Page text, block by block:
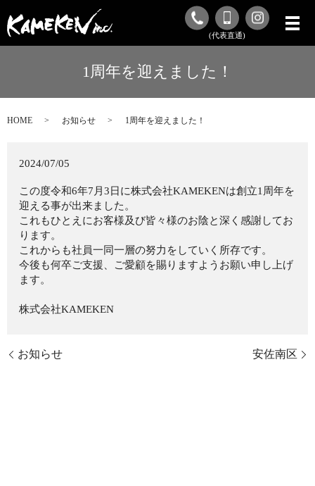
(代表直通)
1周年を迎えました！
HOME お知らせ 1周年を迎えました！
2024/07/05
この度令和6年7月3日に株式会社KAMEKENは創立1周年を
迎える事が出来ました。
これもひとえにお客様及び皆々様のお陰と深く感謝してお
ります。
これからも社員一同一層の努力をしていく所存です。
今後も何卒ご支援、ご愛顧を賜りますようお願い申し上げ
ます。
株式会社KAMEKEN
お知らせ 安佐南区